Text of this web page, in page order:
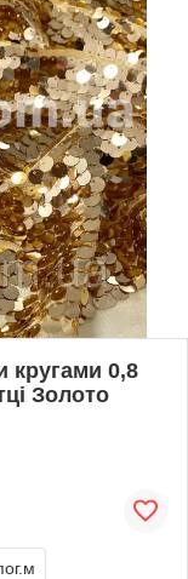
кругами 0,8
Золото